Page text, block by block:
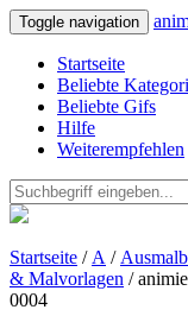
Toggle navigation
Startseite
Beliebte
Beliebte Gifs
Hilfe
Weiterempfehlen
Startseite / A /
& Malvorlagen /
0004